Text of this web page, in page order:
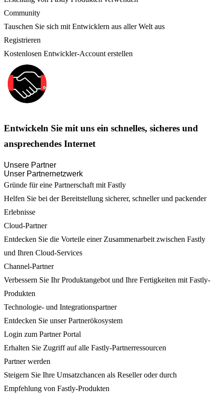
Community
Tauschen Sie sich mit Entwicklern aus aller Welt aus
Registrieren
Kostenlosen Entwickler-Account erstellen
Entwickeln Sie mit uns ein schnelles, sicheres und
ansprechendes Internet
Unsere Partner
Unser Partnernetzwerk
Gründe für eine Partnerschaft mit Fastly
Helfen Sie bei der Bereitstellung sicherer, schneller und packender
Erlebnisse
Cloud-Partner
Entdecken Sie die Vorteile einer Zusammenarbeit zwischen Fastly
und Ihren Cloud-Services
Channel-Partner
Verbessern Sie Ihr Produktangebot und Ihre Fertigkeiten mit Fastly-
Produkten
Technologie- und Integrationspartner
Entdecken Sie unser Partnerökosystem
Login zum Partner Portal
Erhalten Sie Zugriff auf alle Fastly-Partnerressourcen
Partner werden
Steigern Sie Ihre Umsatzchancen als Reseller oder durch
Empfehlung von Fastly-Produkten